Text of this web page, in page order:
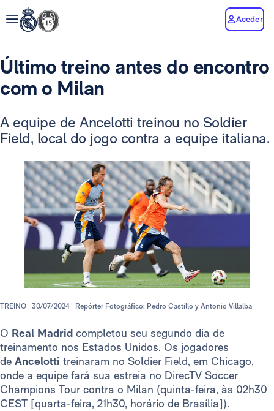
Aceder
Último treino antes do encontro
com o Milan
A equipe de Ancelotti treinou no Soldier
Field, local do jogo contra a equipe italiana.
TREINO 30/07/2024 Repórter Fotográfico: Pedro Castillo y Antonio Villalba
O Real Madrid completou seu segundo dia de
treinamento nos Estados Unidos. Os jogadores
de Ancelotti treinaram no Soldier Field, em Chicago,
onde a equipe fará sua estreia no DirecTV Soccer
Champions Tour contra o Milan (quinta-feira, às 02h30
CEST [quarta-feira, 21h30, horário de Brasília]).